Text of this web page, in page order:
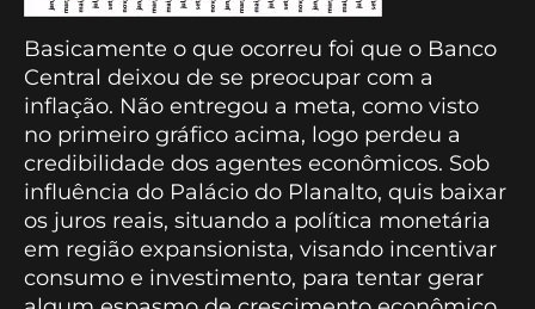
Basicamente o que ocorreu foi que o Banco
Central deixou de se preocupar com a
inflação. Não entregou a meta, como visto
no primeiro gráfico acima, logo perdeu a
credibilidade dos agentes econômicos. Sob
influência do Palácio do Planalto, quis baixar
os juros reais, situando a política monetária
em região expansionista, visando incentivar
consumo e investimento, para tentar gerar